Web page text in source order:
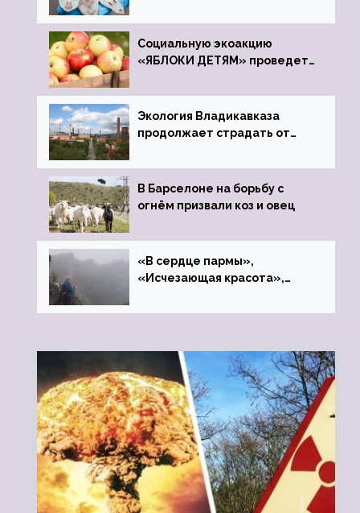
Социальную экоакцию
«ЯБЛОКИ ДЕТЯМ» проведет
Экология Владикавказа
продолжает страдать от
В Барселоне на борьбу с
огнём призвали коз и овец
«В сердце пармы»,
«Исчезающая красота»,